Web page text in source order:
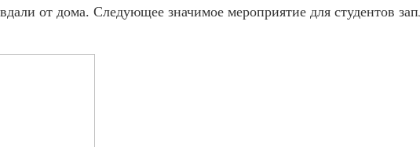
от дома. Следующее значимое мероприятие для студентов